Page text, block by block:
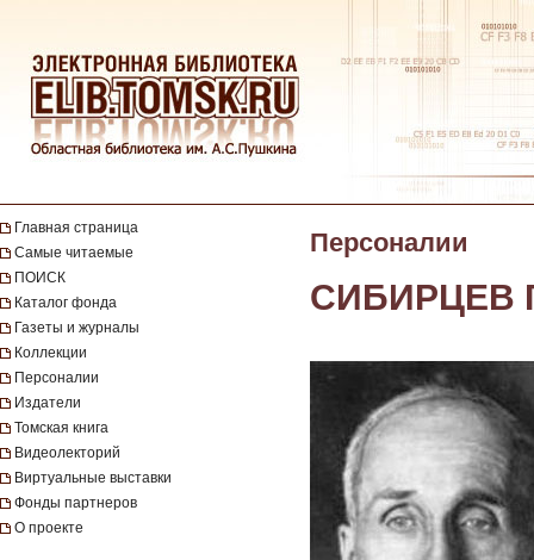
Главная страница
Самые читаемые
ПОИСК
Каталог фонда
Газеты и журналы
Коллекции
Персоналии
Издатели
Томская книга
Видеолекторий
Виртуальные выставки
Фонды партнеров
О проекте
Персоналии
СИБИРЦЕВ